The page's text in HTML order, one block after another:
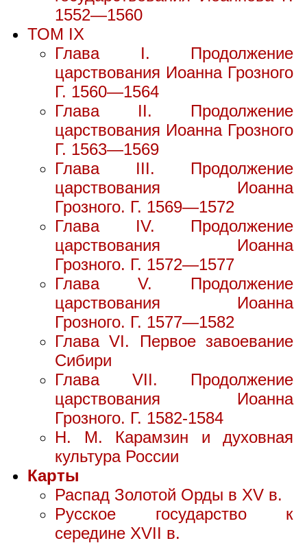
1552—1560
ТОМ IX
Глава I. Продолжение
царствования Иоанна Грозного
Г. 1560—1564
Глава II. Продолжение
царствования Иоанна Грозного
Г. 1563—1569
Глава III. Продолжение
царствования Иоанна
Грозного. Г. 1569—1572
Глава IV. Продолжение
царствования Иоанна
Грозного. Г. 1572—1577
Глава V. Продолжение
царствования Иоанна
Грозного. Г. 1577—1582
Глава VI. Первое завоевание
Сибири
Глава VII. Продолжение
царствования Иоанна
Грозного. Г. 1582-1584
Н. М. Карамзин и духовная
культура России
Карты
Распад Золотой Орды в XV в.
Русское государство к
середине XVII в.